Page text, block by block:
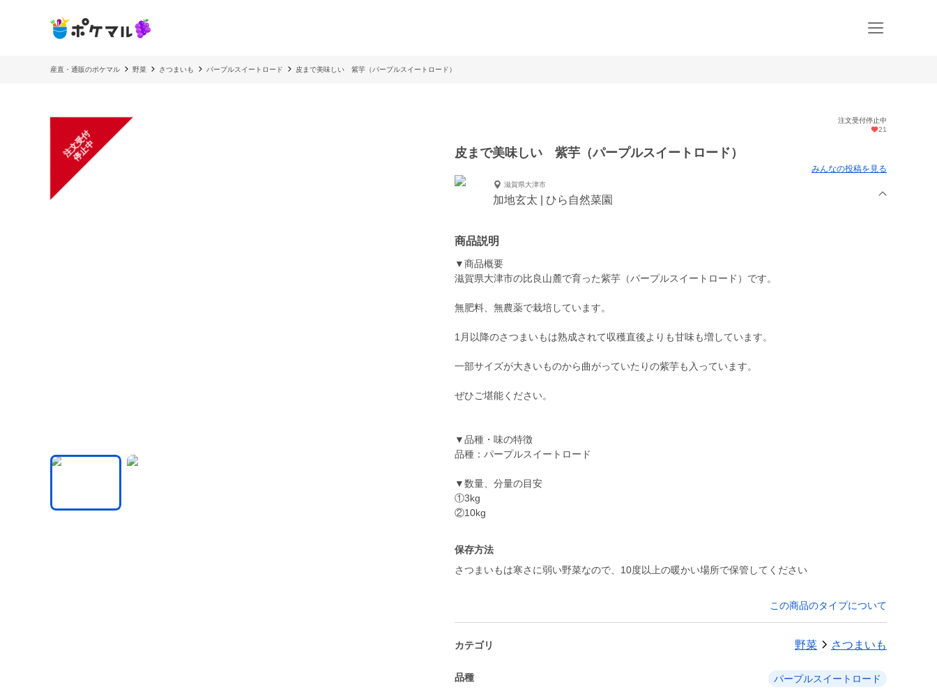
産直・通販のポケマル 野菜 さつまいも パープルスイートロード 皮まで美味しい 紫芋（パープルスイートロード）
注
文
受
付
停
止
中
注文受付停止中
21
皮まで美味しい 紫芋（パープルスイートロード）
みんなの投稿を見る
滋賀県大津市
加地玄太 | ひら自然菜園
商品説明
▼商品概要
滋賀県大津市の比良山麓で育った紫芋（パープルスイートロード）です。
無肥料、無農薬で栽培しています。
1月以降のさつまいもは熟成されて収穫直後よりも甘味も増しています。
一部サイズが大きいものから曲がっていたりの紫芋も入っています。
ぜひご堪能ください。
▼品種・味の特徴
品種：パープルスイートロード
▼数量、分量の目安
①3kg
②10kg
保存方法
さつまいもは寒さに弱い野菜なので、10度以上の暖かい場所で保管してください
この商品のタイプについて
カテゴリ 野菜 さつまいも
品種 パープルスイートロード